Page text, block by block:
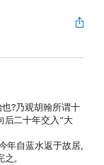
?乃观胡翰所谓十
后二十年交入“大
年自蓝水返于故居,
。